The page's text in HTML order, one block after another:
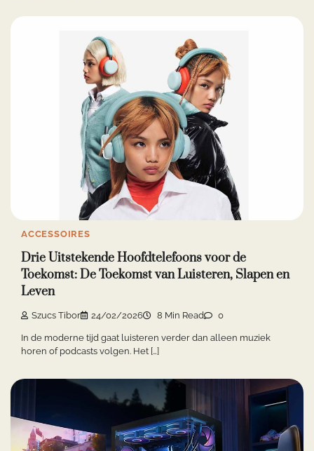
ACCESSOIRES
Drie Uitstekende Hoofdtelefoons voor de
Toekomst: De Toekomst van Luisteren, Slapen en
Leven
Szucs Tibor 24/02/2026 8 Min Read 0
In de moderne tijd gaat luisteren verder dan alleen muziek
horen of podcasts volgen. Het […]